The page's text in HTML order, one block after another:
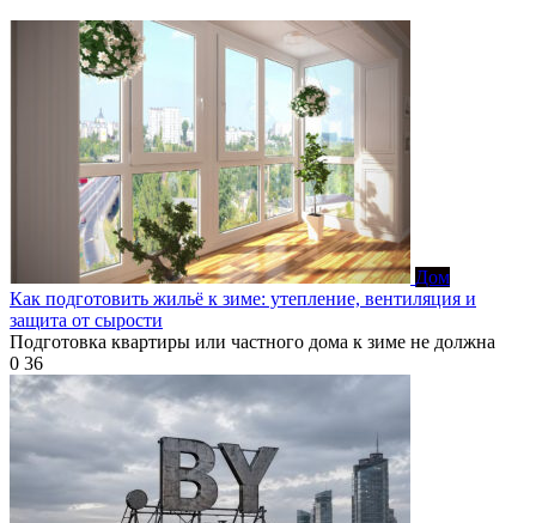
Дом
Как подготовить жильё к зиме: утепление, вентиляция и
защита от сырости
Подготовка квартиры или частного дома к зиме не должна
0 36